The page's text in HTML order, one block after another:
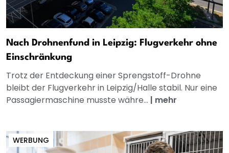
Nach Drohnenfund in Leipzig: Flugverkehr ohne
Einschränkung
Trotz der Entdeckung einer Sprengstoff-Drohne
bleibt der Flugverkehr in Leipzig/Halle stabil. Nur eine
Passagiermaschine musste währe... | mehr
WERBUNG